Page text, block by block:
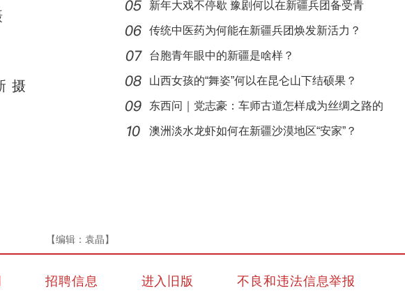
【编辑：袁晶】
春风催新绿 养护正当时
新年大戏不停歇 豫剧何以在新疆兵团备受青
睐？
传统中医药为何能在新疆兵团焕发新活力？
台胞青年眼中的新疆是啥样？
山西女孩的“舞姿”何以在昆仑山下结硕果？
东西问｜党志豪：车师古道怎样成为丝绸之路的
要道
澳洲淡水龙虾如何在新疆沙漠地区“安家”？
招聘信息 进入旧版 不良和违法信息举报